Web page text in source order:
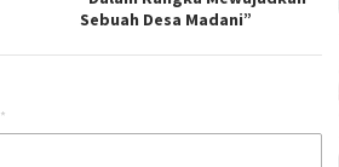
Sebuah Desa Madani”
*